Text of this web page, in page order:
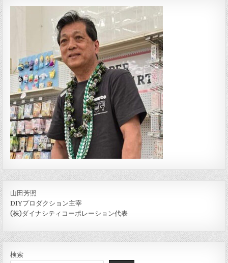
山田芳照
DIYプロダクション主宰
(株)ダイナシティコーポレーション代表
検索